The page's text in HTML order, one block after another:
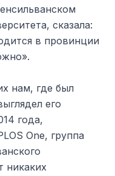
сказала:
в провинции
нам, где был
его
года,
One, группа
никаких